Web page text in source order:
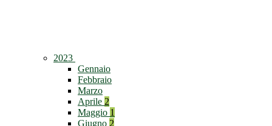
2023
Gennaio
Febbraio
Marzo
Aprile 2
Maggio 1
Giugno 2